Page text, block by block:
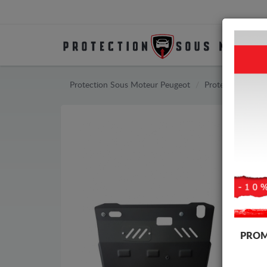
Protection Sous Moteur Peugeot Protection Sous